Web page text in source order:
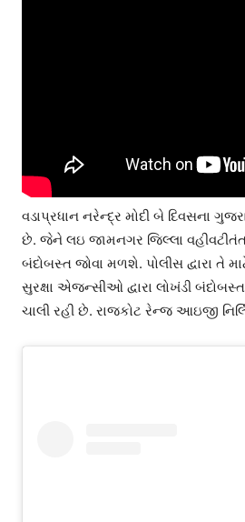
વડાપ્રધાન નરેન્દ્ર મોદી બે દિવસના
છે. જેને લઇ જામનગર જિલ્લા
બંદોબસ્ત જોવા મળશે. પોલીસ દ્વારા તે
સુરક્ષા એજન્સીઓ દ્વારા લોખંડી બંદોબસ્ત
ચાલી રહી છે. રાજકોટ રેન્જ આઇજી